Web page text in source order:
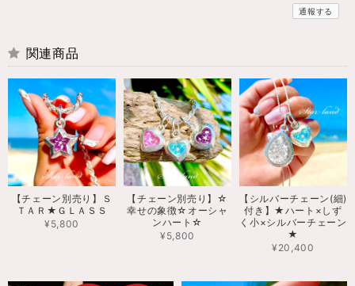
通報する
関連商品
【チェーン別売り】Ｓ
ＴＡＲ★ＧＬＡＳＳ
¥5,800
【チェーン別売り】☆
幸せの象徴☆オーシャ
ンハート☆
¥5,800
【シルバーチェーン(細)
付き】★ハート×しず
く小×シルバーチェーン
★
¥20,400